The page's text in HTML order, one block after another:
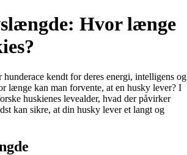
Hvor længe
kendt for deres energi, intelligens og
længe kan man forvente, at en husky lever? I
huskienes levealder, hvad der påvirker
kan sikre, at din husky lever et langt og